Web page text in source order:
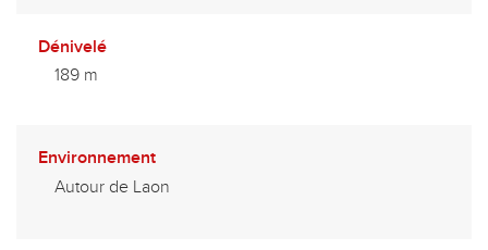
Dénivelé
189 m
Environnement
Autour de Laon